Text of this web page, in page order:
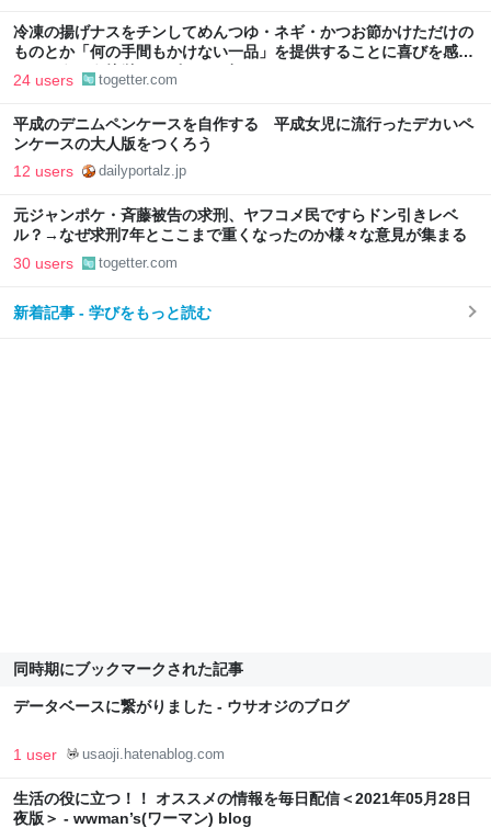
冷凍の揚げナスをチンしてめんつゆ・ネギ・かつお節かけただけの
ものとか「何の手間もかけない一品」を提供することに喜びを感じ
る…こういう簡単レシピもっと知りたい
24 users togetter.com
平成のデニムペンケースを自作する 平成女児に流行ったデカいペ
ンケースの大人版をつくろう
12 users dailyportalz.jp
元ジャンポケ・斉藤被告の求刑、ヤフコメ民ですらドン引きレベ
ル？→なぜ求刑7年とここまで重くなったのか様々な意見が集まる
30 users togetter.com
新着記事 - 学びをもっと読む
同時期にブックマークされた記事
データベースに繋がりました - ウサオジのブログ
1 user usaoji.hatenablog.com
生活の役に立つ！！ オススメの情報を毎日配信＜2021年05月28日
夜版＞ - wwman’s(ワーマン) blog